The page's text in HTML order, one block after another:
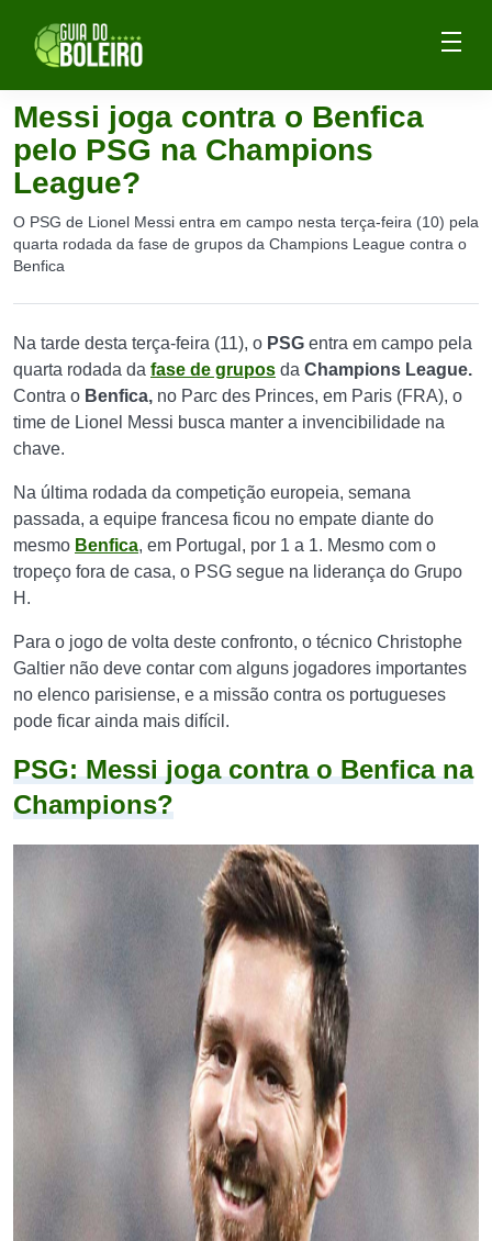
Messi joga contra o Benfica
pelo PSG na Champions
League?
O PSG de Lionel Messi entra em campo nesta terça-feira (10) pela
quarta rodada da fase de grupos da Champions League contra o
Benfica
Na tarde desta terça-feira (11), o PSG entra em campo pela
quarta rodada da fase de grupos da Champions League.
Contra o Benfica, no Parc des Princes, em Paris (FRA), o
time de Lionel Messi busca manter a invencibilidade na
chave.
Na última rodada da competição europeia, semana
passada, a equipe francesa ficou no empate diante do
mesmo Benfica, em Portugal, por 1 a 1. Mesmo com o
tropeço fora de casa, o PSG segue na liderança do Grupo
H.
Para o jogo de volta deste confronto, o técnico Christophe
Galtier não deve contar com alguns jogadores importantes
no elenco parisiense, e a missão contra os portugueses
pode ficar ainda mais difícil.
PSG: Messi joga contra o Benfica na
Champions?